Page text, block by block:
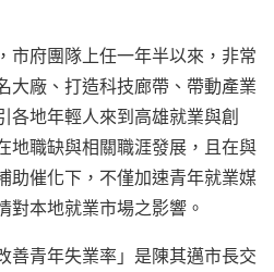
市府團隊上任一年半以來，非常
大廠、打造科技廊帶、帶動產業
各地年輕人來到高雄就業與創
地職缺與相關職涯發展，且在與
助催化下，不僅加速青年就業媒
對本地就業市場之影響。
善青年失業率」是陳其邁市長交